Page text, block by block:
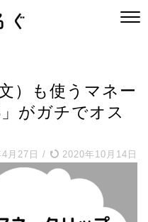
）も使うマネー
がガチでオス
月27日 / 2020年10月14日